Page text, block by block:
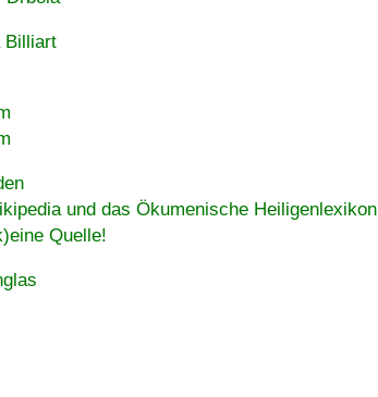
Billiart
und das Ökumenische Heiligenlexikon
Quelle!